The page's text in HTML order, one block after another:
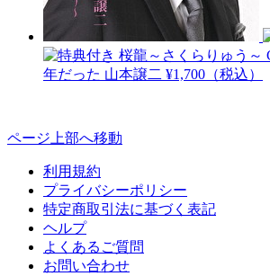
桜龍～さくらりゅう～
年だった 山本譲二 ¥1,700（税込）
ページ上部へ移動
利用規約
プライバシーポリシー
特定商取引法に基づく表記
ヘルプ
よくあるご質問
お問い合わせ